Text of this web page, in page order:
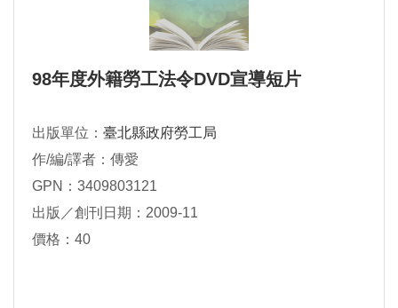
98年度外籍勞工法令DVD宣導短片
出版單位： 臺北縣政府勞工局
作/編/譯者：傳愛
GPN：3409803121
出版／創刊日期：2009-11
價格：40